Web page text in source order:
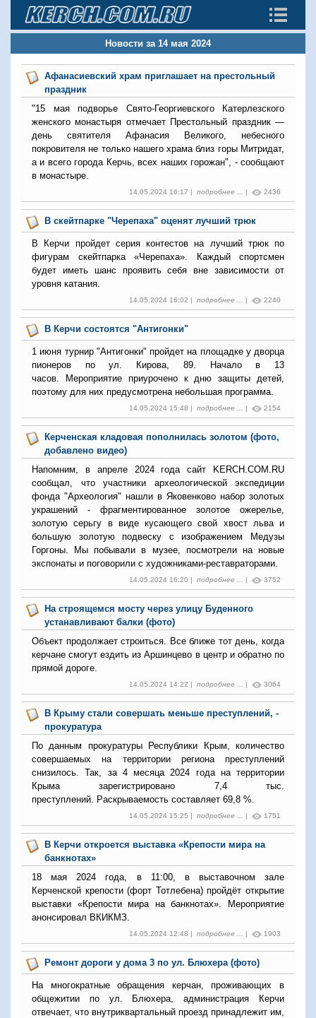
Новости за 14 мая 2024
Афанасиевский храм приглашает на престольный
праздник
"15 мая подворье Свято-Георгиевского Катерлезского
женского монастыря отмечает Престольный праздник —
день святителя Афанасия Великого, небесного
покровителя не только нашего храма близ горы Митридат,
а и всего города Керчь, всех наших горожан", - сообщают
в монастыре.
14.05.2024 16:17 | подробнее ... | 2436
В скейтпарке "Черепаха" оценят лучший трюк
В Керчи пройдет серия контестов на лучший трюк по
фигурам скейтпарка «Черепаха». Каждый спортсмен
будет иметь шанс проявить себя вне зависимости от
уровня катания.
14.05.2024 16:02 | подробнее ... | 2240
В Керчи состоятся "Антигонки"
1 июня турнир "Антигонки" пройдет на площадке у дворца
пионеров по ул. Кирова, 89. Начало в 13
часов. Мероприятие приурочено к дню защиты детей,
поэтому для них предусмотрена небольшая программа.
14.05.2024 15:48 | подробнее ... | 2154
Керченская кладовая пополнилась золотом (фото,
добавлено видео)
Напомним, в апреле 2024 года сайт KERCH.COM.RU
сообщал, что участники археологической экспедиции
фонда "Археология" нашли в Яковенково набор золотых
украшений - фрагментированное золотое ожерелье,
золотую серьгу в виде кусающего свой хвост льва и
большую золотую подвеску с изображением Медузы
Горгоны. Мы побывали в музее, посмотрели на новые
экспонаты и поговорили с художниками-реставраторами.
14.05.2024 16:20 | подробнее ... | 3752
На строящемся мосту через улицу Буденного
устанавливают балки (фото)
Объект продолжает строиться. Все ближе тот день, когда
керчане смогут ездить из Аршинцево в центр и обратно по
прямой дороге.
14.05.2024 14:22 | подробнее ... | 3064
В Крыму стали совершать меньше преступлений, -
прокуратура
По данным прокуратуры Республики Крым, количество
совершаемых на территории региона преступлений
снизилось. Так, за 4 месяца 2024 года на территории
Крыма зарегистрировано 7,4 тыс.
преступлений. Раскрываемость составляет 69,8 %.
14.05.2024 15:25 | подробнее ... | 1751
В Керчи откроется выставка «Крепости мира на
банкнотах»
18 мая 2024 года, в 11:00, в выставочном зале
Керченской крепости (форт Тотлебена) пройдёт открытие
выставки «Крепости мира на банкнотах». Мероприятие
анонсировал ВКИКМЗ.
14.05.2024 12:48 | подробнее ... | 1903
Ремонт дороги у дома 3 по ул. Блюхера (фото)
На многократные обращения керчан, проживающих в
общежитии по ул. Блюхера, администрация Керчи
отвечает, что внутриквартальный проезд принадлежит им,